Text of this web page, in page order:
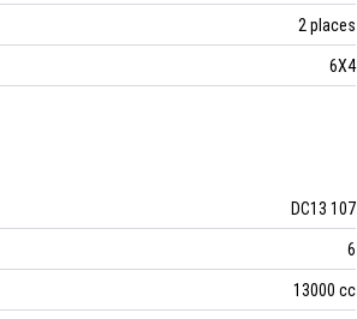
2 places
6X4
DC13 107
6
13000 cc